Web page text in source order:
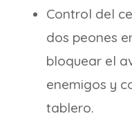
Control del
dos peones
bloquear el
enemigos y
tablero.